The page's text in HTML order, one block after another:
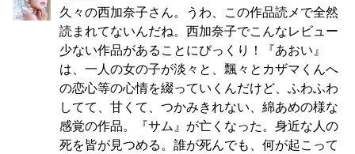
久々の西加奈子さん。うわ、この作品読メで全然
読まれてないんだね。西加奈子でこんなレビュー
少ない作品があることにびっくり！『あおい』
は、一人の女の子が淡々と、飄々とカザマくんへ
の恋心等の心情を綴っていくんだけど、ふわふわ
してて、甘くて、つかみきれない、綿あめの様な
感覚の作品。『サム』が亡くなった。身近な人の
死を皆が見つめる。誰が死んでも、何が起こって